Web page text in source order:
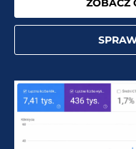
ZOBACZ